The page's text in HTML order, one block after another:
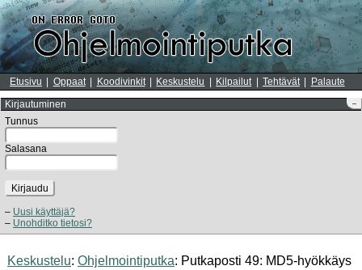
Etusivu Oppaat Koodivinkit Keskustelu Kilpailut Tehtävät Palaute
–
Kirjautuminen
Tunnus
Salasana
Kirjaudu
Uusi käyttäjä?
Unohditko tietosi?
Keskustelu: Ohjelmointiputka: Putkaposti 49: MD5-hyökkäys